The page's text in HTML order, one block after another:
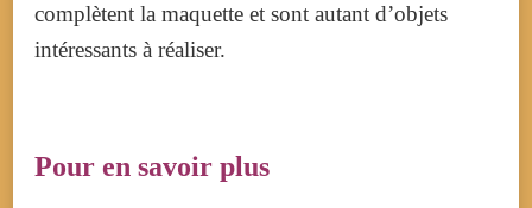
complètent la maquette et sont autant d’objets
intéressants à réaliser.
Pour en savoir plus